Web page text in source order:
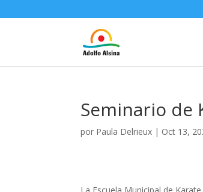
Seminario de
por Paula Delrieux | Oct 13,